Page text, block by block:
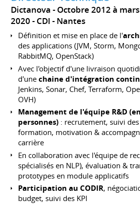
Dictanova
Octobre 2012 à mars
2020 CDI Nantes
Définition et mise en place de l'
des applications (JVM, Storm,
RabbitMQ, OpenStack)
Avec l'objectif d'une livraison
d'unechaine d'intégration
Jenkins, Sonar, Chef, Terraform,
OVH)
Management de l'équipe R&D
personnes) : recrutement, suivi
formation, motivation &
carrière
En collaboration avec l'équipe de
spécialisés en NLP), évaluation &
prototypes en module applicatifs
Participation au CODIR,
budget, suivi des KPI